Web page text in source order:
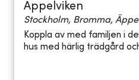
Äppelviken
Stockholm, Bromma,
Koppla av med familjen i
hus med härlig trädgård